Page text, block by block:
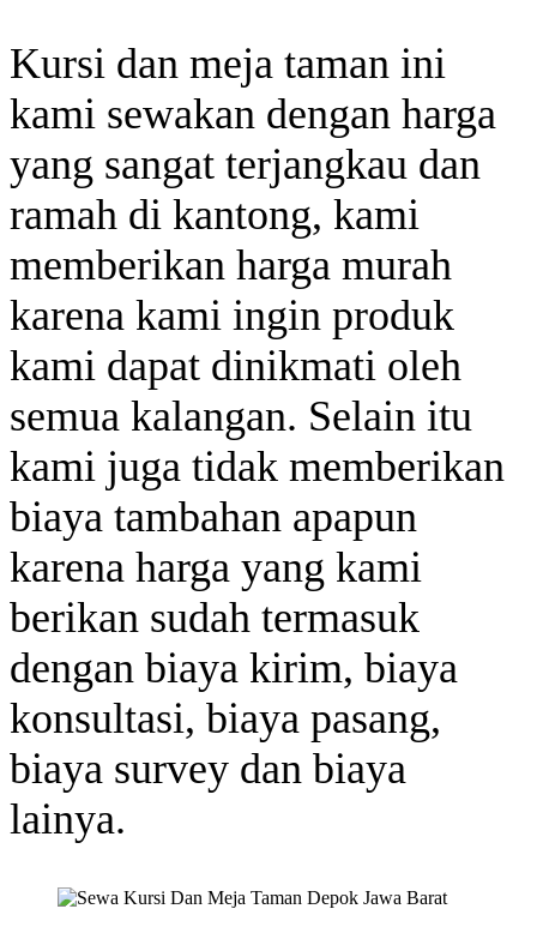
Kursi dan meja taman ini
kami sewakan dengan harga
yang sangat terjangkau dan
ramah di kantong, kami
memberikan harga murah
karena kami ingin produk
kami dapat dinikmati oleh
semua kalangan. Selain itu
kami juga tidak memberikan
biaya tambahan apapun
karena harga yang kami
berikan sudah termasuk
dengan biaya kirim, biaya
konsultasi, biaya pasang,
biaya survey dan biaya
lainya.